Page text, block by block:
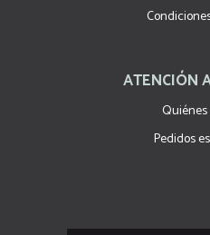
ATENCIÓN
Pedidos